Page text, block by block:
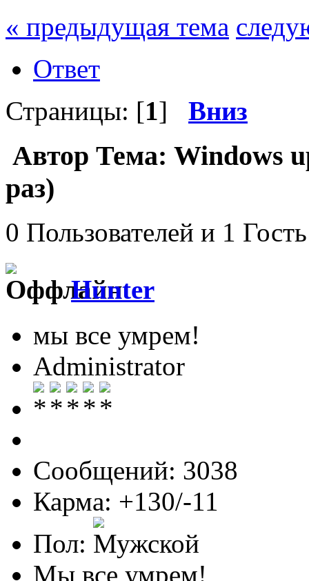
« предыдущая тема
Ответ
Страницы: [1] Вниз
Автор Тема: Windows
раз)
0 Пользователей и 1
Hunter
мы все умрем!
Administrator
Сообщений: 3038
Карма: +130/-11
Пол:
Мы все умрем!